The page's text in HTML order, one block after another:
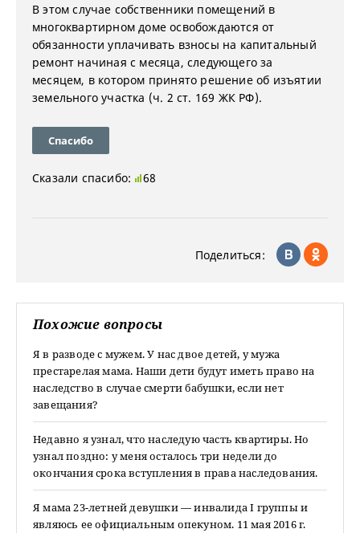
В этом случае собственники помещений в
многоквартирном доме освобождаются от
обязанности уплачивать взносы на капитальный
ремонт начиная с месяца, следующего за
месяцем, в котором принято решение об изъятии
земельного участка (ч. 2 ст. 169 ЖК РФ).
Спасибо
Сказали спасибо: 68
Поделиться:
Похожие вопросы
Я в разводе с мужем. У нас двое детей, у мужа
престарелая мама. Наши дети будут иметь право на
наследство в случае смерти бабушки, если нет
завещания?
Недавно я узнал, что наследую часть квартиры. Но
узнал поздно: у меня осталось три недели до
окончания срока вступления в права наследования.
Я мама 23-летней девушки — инвалида I группы и
являюсь ее официальным опекуном. 11 мая 2016 г.